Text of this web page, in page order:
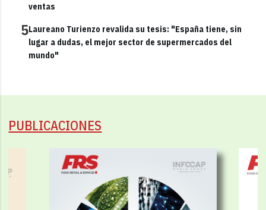
ventas
5Laureano Turienzo revalida su tesis: "España tiene, sin
lugar a dudas, el mejor sector de supermercados del
mundo"
PUBLICACIONES